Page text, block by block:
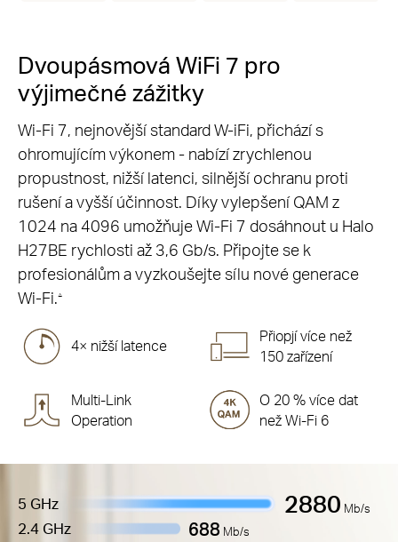
Dvoupásmová WiFi 7 pro
výjimečné zážitky
Wi-Fi 7, nejnovější standard W-iFi, přichází s
ohromujícím výkonem - nabízí zrychlenou
propustnost, nižší latenci, silnější ochranu proti
rušení a vyšší účinnost. Díky vylepšení QAM z
1024 na 4096 umožňuje Wi-Fi 7 dosáhnout u Halo
H27BE rychlosti až 3,6 Gb/s. Připojte se k
profesionálům a vyzkoušejte sílu nové generace
Wi-Fi. △
4× nižší latence
Přiopjí více než
150 zařízení
Multi-Link
Operation
O 20 % více dat
než Wi-Fi 6
5 GHz 2880 Mb/s
2.4 GHz 688 Mb/s